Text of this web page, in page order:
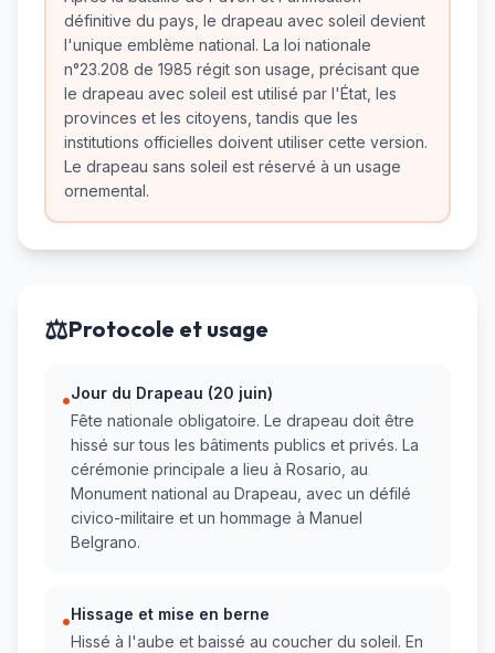
définitive du pays, le drapeau avec soleil devient
l'unique emblème national. La loi nationale
n°23.208 de 1985 régit son usage, précisant que
le drapeau avec soleil est utilisé par l'État, les
provinces et les citoyens, tandis que les
institutions officielles doivent utiliser cette version.
Le drapeau sans soleil est réservé à un usage
ornemental.
⚖️Protocole et usage
•Jour du Drapeau (20 juin)
Fête nationale obligatoire. Le drapeau doit être
hissé sur tous les bâtiments publics et privés. La
cérémonie principale a lieu à Rosario, au
Monument national au Drapeau, avec un défilé
civico-militaire et un hommage à Manuel
Belgrano.
•Hissage et mise en berne
Hissé à l'aube et baissé au coucher du soleil. En